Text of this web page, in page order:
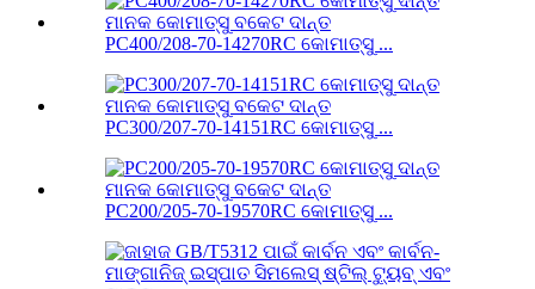
PC400/208-70-14270RC କୋମାତ୍ସୁ ...
PC300/207-70-14151RC କୋମାତ୍ସୁ ...
PC200/205-70-19570RC କୋମାତ୍ସୁ ...